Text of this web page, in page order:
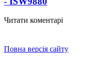
Читати коментарі
Повна версія сайту